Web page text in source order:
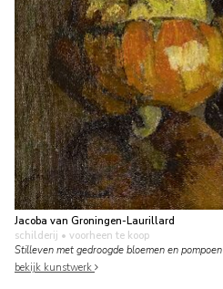
Jacoba van Groningen-Laurillard
schilderij • voorheen te koop
Stilleven met gedroogde bloemen en pompoen
bekijk kunstwerk